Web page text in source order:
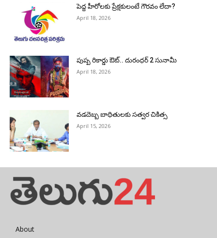
పెద్ద హీరోల‌కు ప్రేక్ష‌కులంటే గౌర‌వం లేదా?
April 18, 2026
పుష్ప రికార్డు ఔట్‌.. దురంధ‌ర్ 2 సునామీ
April 18, 2026
వడదెబ్బ బాధితులకు సత్వర చికిత్స
April 15, 2026
About